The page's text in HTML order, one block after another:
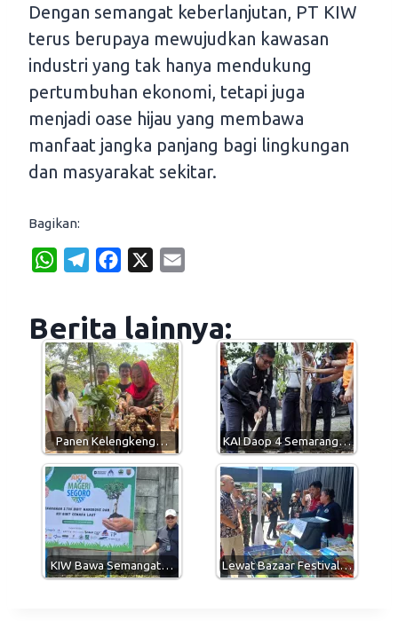
Dengan semangat keberlanjutan, PT KIW
terus berupaya mewujudkan kawasan
industri yang tak hanya mendukung
pertumbuhan ekonomi, tetapi juga
menjadi oase hijau yang membawa
manfaat jangka panjang bagi lingkungan
dan masyarakat sekitar.
Bagikan:
W
t
s
A
p
p
e
g
r
a
m
e
b
o
o
k
i
Berita lainnya:
Panen Kelengkeng… KAI Daop 4 Semarang…
KIW Bawa Semangat… Lewat Bazaar Festival…